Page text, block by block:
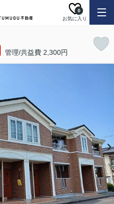
お気に入り
0
管理/共益費 2,300円